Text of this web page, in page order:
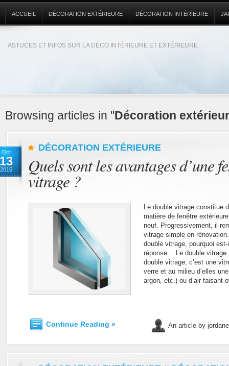
ASTUCES ET INFOS SUR LA DÉCO INTÉRIEURE ET EXTÉRIEURE
ACCUEIL DÉCORATION EXTÉRIEURE DÉCORATION INTÉRIEURE
Browsing articles in "Décoration
Oct
13
2015
DÉCORATION EXTÉRIEURE
Quels sont les avantages d’une
vitrage ?
Le double vitrage constitue
matière de fenêtre
neuf. Progressivement, il
vitrage simple en
double vitrage, pourquoi
réponse… Le double vitrage
double vitrage, c’est une
verre et au milieu d’elles
argon, etc.) ou d’air faisant
Continue Reading » An article by